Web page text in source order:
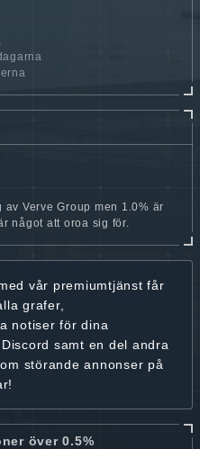
Verve Group men 1.0% är
något att oroa sig för.
vår premiumtjänst får
grafer,
notiser för dina
samt en del andra
störande annonser på
över 0.5%